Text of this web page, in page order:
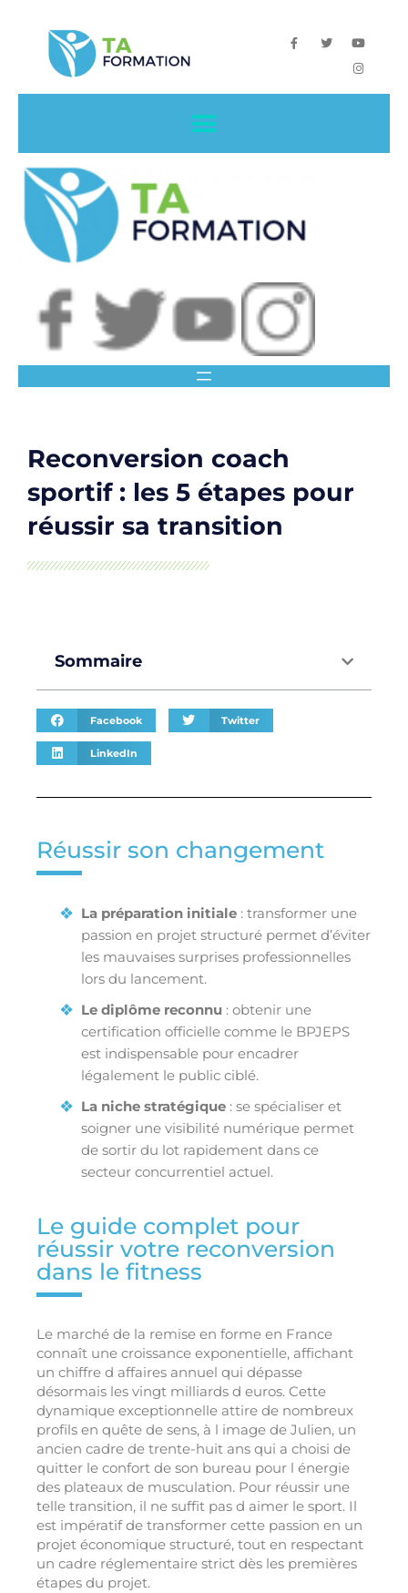
Reconversion coach
sportif : les 5 étapes pour
réussir sa transition
Sommaire
Facebook Twitter
LinkedIn
Réussir son changement
La préparation initiale : transformer une
passion en projet structuré permet d’éviter
les mauvaises surprises professionnelles
lors du lancement.
Le diplôme reconnu : obtenir une
certification officielle comme le BPJEPS
est indispensable pour encadrer
légalement le public ciblé.
La niche stratégique : se spécialiser et
soigner une visibilité numérique permet
de sortir du lot rapidement dans ce
secteur concurrentiel actuel.
Le guide complet pour
réussir votre reconversion
dans le fitness
Le marché de la remise en forme en France
connaît une croissance exponentielle, affichant
un chiffre d affaires annuel qui dépasse
désormais les vingt milliards d euros. Cette
dynamique exceptionnelle attire de nombreux
profils en quête de sens, à l image de Julien, un
ancien cadre de trente-huit ans qui a choisi de
quitter le confort de son bureau pour l énergie
des plateaux de musculation. Pour réussir une
telle transition, il ne suffit pas d aimer le sport. Il
est impératif de transformer cette passion en un
projet économique structuré, tout en respectant
un cadre réglementaire strict dès les premières
étapes du projet.